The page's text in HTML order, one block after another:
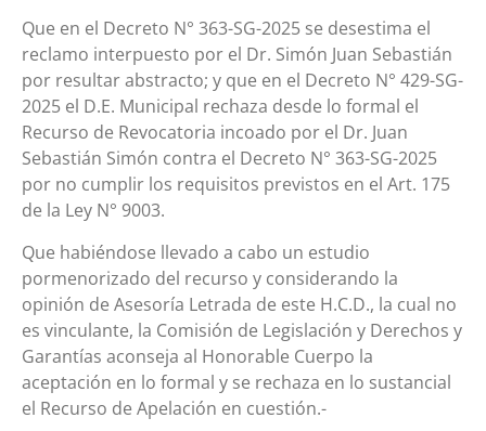
Que en el Decreto N° 363-SG-2025 se desestima el
reclamo interpuesto por el Dr. Simón Juan Sebastián
por resultar abstracto; y que en el Decreto N° 429-SG-
2025 el D.E. Municipal rechaza desde lo formal el
Recurso de Revocatoria incoado por el Dr. Juan
Sebastián Simón contra el Decreto N° 363-SG-2025
por no cumplir los requisitos previstos en el Art. 175
de la Ley N° 9003.
Que habiéndose llevado a cabo un estudio
pormenorizado del recurso y considerando la
opinión de Asesoría Letrada de este H.C.D., la cual no
es vinculante, la Comisión de Legislación y Derechos y
Garantías aconseja al Honorable Cuerpo la
aceptación en lo formal y se rechaza en lo sustancial
el Recurso de Apelación en cuestión.-